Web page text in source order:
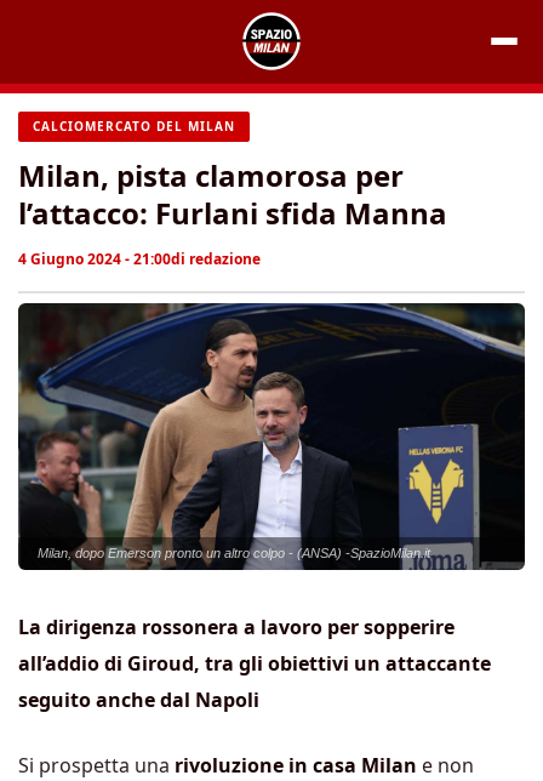
contenuto
CALCIOMERCATO DEL MILAN
Milan, pista clamorosa per
l’attacco: Furlani sfida Manna
4 Giugno 2024 - 21:00di redazione
Milan, dopo Emerson pronto un altro colpo - (ANSA) -SpazioMilan.it
La dirigenza rossonera a lavoro per sopperire
all’addio di Giroud, tra gli obiettivi un attaccante
seguito anche dal Napoli
Si prospetta una rivoluzione in casa Milan e non